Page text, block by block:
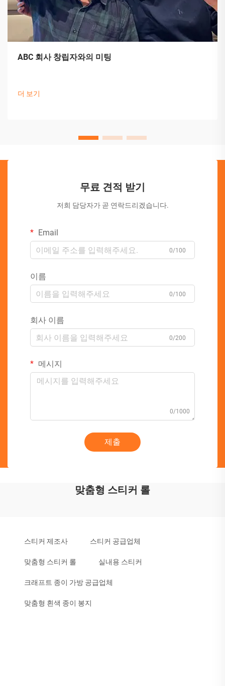
ABC 회사 창립자와의 미팅
더 보기
무료 견적 받기
저희 담당자가 곧 연락드리겠습니다.
Email
0/100
이름
0/100
회사 이름
0/200
메시지
0/1000
제출
맞춤형 스티커 롤
스티커 제조사 스티커 공급업체
맞춤형 스티커 롤 실내용 스티커
크래프트 종이 가방 공급업체
맞춤형 흰색 종이 봉지